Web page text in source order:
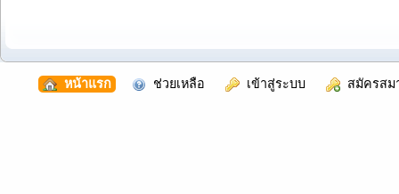
หน้าแรก ช่วยเหลือ เข้าสู่ระบบ สมัครสม